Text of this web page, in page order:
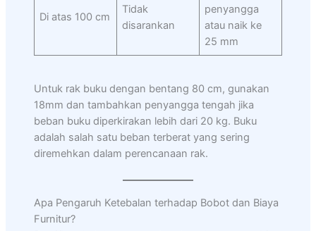
Di atas 100 cm
Tidak
disarankan
penyangga
atau naik ke
25 mm
Untuk rak buku dengan bentang 80 cm, gunakan
18mm dan tambahkan penyangga tengah jika
beban buku diperkirakan lebih dari 20 kg. Buku
adalah salah satu beban terberat yang sering
diremehkan dalam perencanaan rak.
Apa Pengaruh Ketebalan terhadap Bobot dan Biaya
Furnitur?